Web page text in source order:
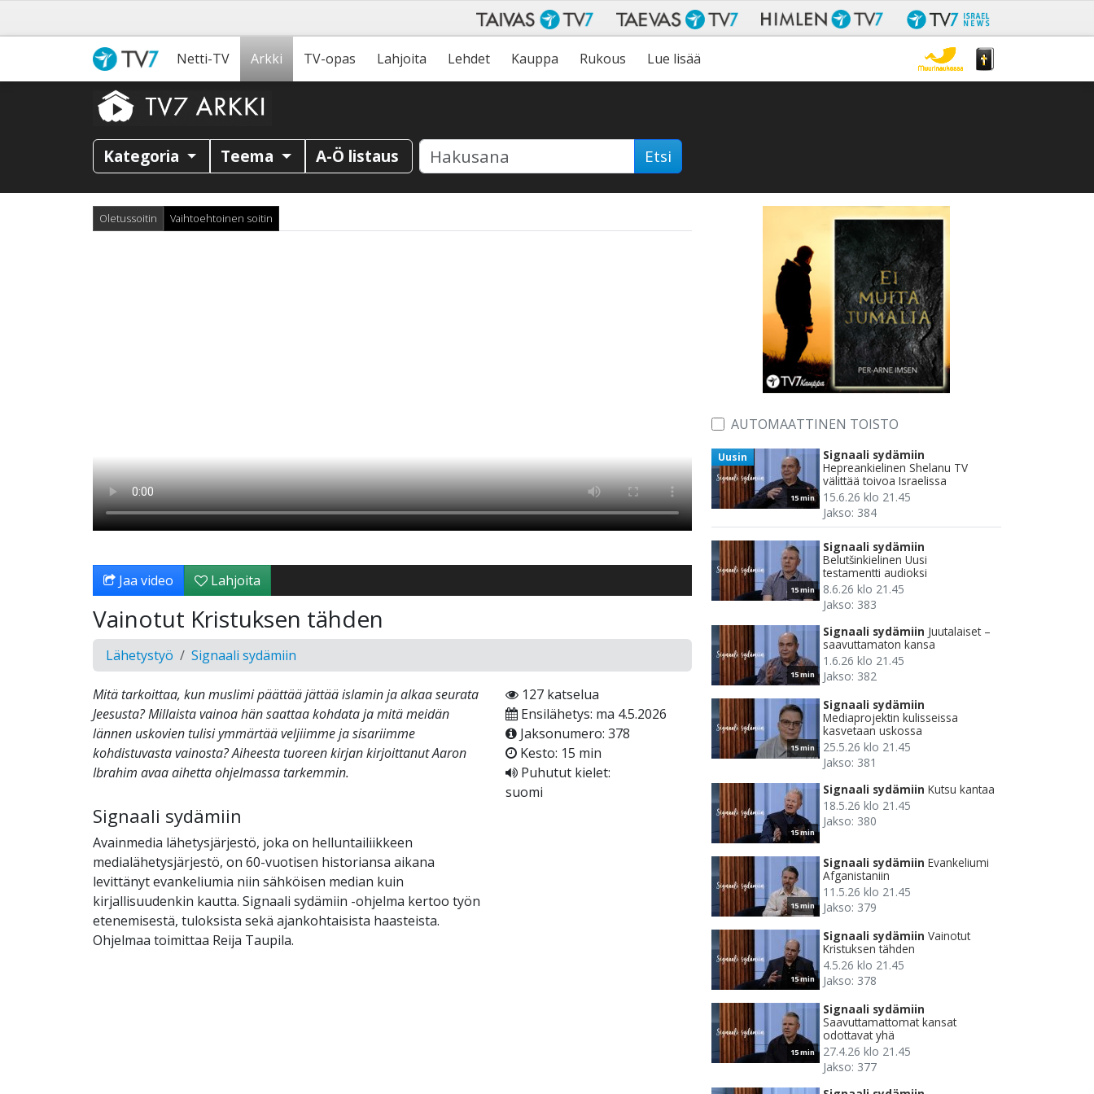
Netti-TV Arkki TV-opas Lahjoita Lehdet Kauppa Rukous Lue lisää
Kategoria Teema A-Ö listaus Etsi
Oletussoitin Vaihtoehtoinen soitin
Jaa video Lahjoita
Vainotut Kristuksen tähden
Lähetystyö Signaali sydämiin
Mitä tarkoittaa, kun muslimi päättää jättää islamin ja alkaa seurata
Jeesusta? Millaista vainoa hän saattaa kohdata ja mitä meidän
lännen uskovien tulisi ymmärtää veljiimme ja sisariimme
kohdistuvasta vainosta? Aiheesta tuoreen kirjan kirjoittanut Aaron
Ibrahim avaa aihetta ohjelmassa tarkemmin.
Signaali sydämiin
Avainmedia lähetysjärjestö, joka on helluntailiikkeen
medialähetysjärjestö, on 60-vuotisen historiansa aikana
levittänyt evankeliumia niin sähköisen median kuin
kirjallisuudenkin kautta. Signaali sydämiin -ohjelma kertoo työn
etenemisestä, tuloksista sekä ajankohtaisista haasteista.
Ohjelmaa toimittaa Reija Taupila.
127 katselua
Ensilähetys: ma 4.5.2026
Jaksonumero: 378
Kesto: 15 min
Puhutut kielet:
suomi
AUTOMAATTINEN TOISTO
15 min
Uusin
Signaali sydämiin
Hepreankielinen Shelanu TV
välittää toivoa Israelissa
15.6.26 klo 21.45
Jakso: 384
15 min
Signaali sydämiin
Belutšinkielinen Uusi
testamentti audioksi
8.6.26 klo 21.45
Jakso: 383
15 min
Signaali sydämiin Juutalaiset –
saavuttamaton kansa
1.6.26 klo 21.45
Jakso: 382
15 min
Signaali sydämiin
Mediaprojektin kulisseissa
kasvetaan uskossa
25.5.26 klo 21.45
Jakso: 381
15 min
Signaali sydämiin Kutsu kantaa
18.5.26 klo 21.45
Jakso: 380
15 min
Signaali sydämiin Evankeliumi
Afganistaniin
11.5.26 klo 21.45
Jakso: 379
15 min
Signaali sydämiin Vainotut
Kristuksen tähden
4.5.26 klo 21.45
Jakso: 378
15 min
Signaali sydämiin
Saavuttamattomat kansat
odottavat yhä
27.4.26 klo 21.45
Jakso: 377